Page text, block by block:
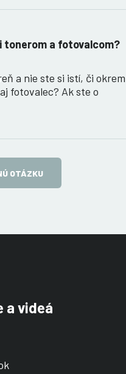
tonerom a fotovalcom?
a nie ste si istí, či okrem
fotovalec? Ak ste o
OTÁZKU
a videá